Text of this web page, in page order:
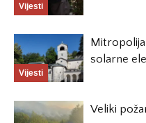
Vijesti
Vijesti
solarne
Veliki